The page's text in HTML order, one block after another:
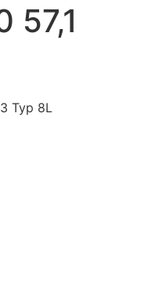
57,1
Typ 8L